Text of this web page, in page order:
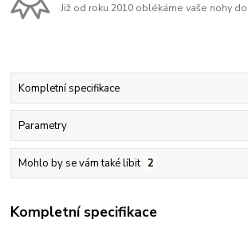
Již od roku 2010 oblékáme vaše nohy
Kompletní specifikace
Parametry
Mohlo by se vám také líbit 2
Kompletní specifikace